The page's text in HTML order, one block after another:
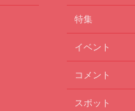
特集
イベント
コメント
スポット